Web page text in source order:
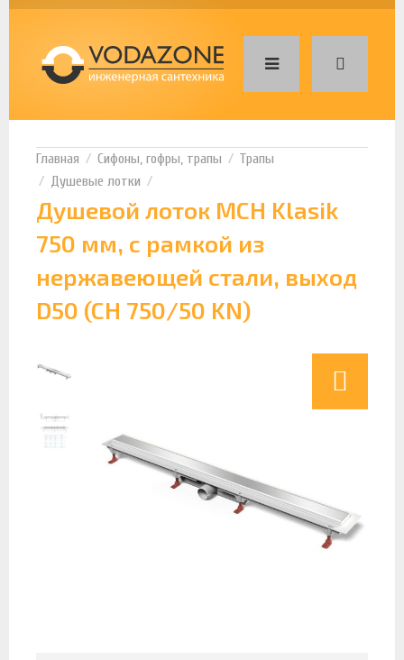
Сифоны, гофры, трапы
Трапы
Душевые лотки
Душевой лоток MCH Klasik
750 мм, с рамкой из
нержавеющей стали, выход
D50 (CH 750/50 KN)